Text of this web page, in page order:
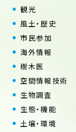
観光
風土・歴史
市民参加
海外情報
樹木医
空間情報技術
生物調査
生態・機能
土壌・環境